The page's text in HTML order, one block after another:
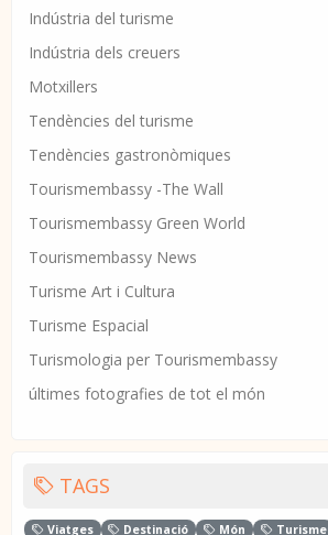
Indústria del turisme
Indústria dels creuers
Motxillers
Tendències del turisme
Tendències gastronòmiques
Tourismembassy -The Wall
Tourismembassy Green World
Tourismembassy News
Turisme Art i Cultura
Turisme Espacial
Turismologia per Tourismembassy
últimes fotografies de tot el món
TAGS
Viatges Destinació Món Turisme